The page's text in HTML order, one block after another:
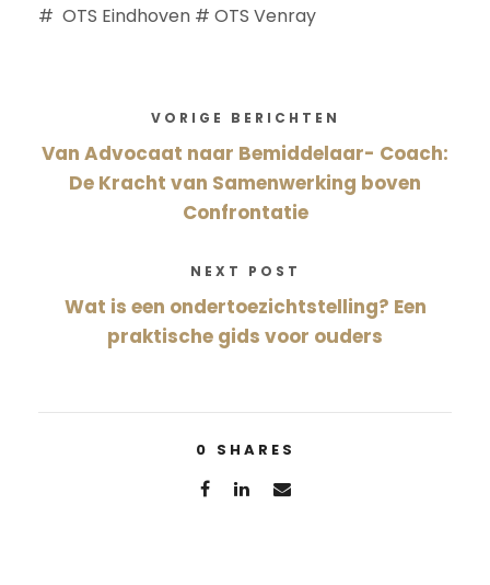
# OTS Eindhoven # OTS Venray
VORIGE BERICHTEN
Van Advocaat naar Bemiddelaar- Coach:
De Kracht van Samenwerking boven
Confrontatie
NEXT POST
Wat is een ondertoezichtstelling? Een
praktische gids voor ouders
0 SHARES